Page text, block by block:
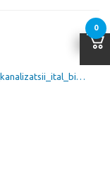
montazhnaya_skhema_avtonomnoy_kanalizatsii_ital_bio_10
0